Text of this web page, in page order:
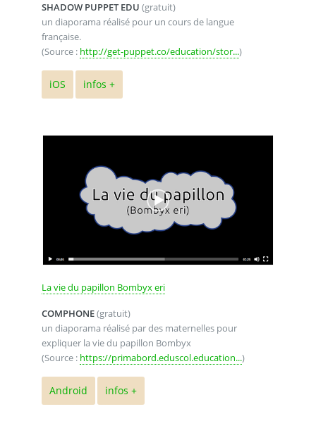
SHADOW PUPPET EDU (gratuit)
un diaporama réalisé pour un cours de langue
française.
(Source : http://get-puppet.co/education/stor...)
iOS infos +
La vie du papillon Bombyx eri
COMPHONE(gratuit)
un diaporama réalisé par des maternelles pour
expliquer la vie du papillon Bombyx
(Source : https://primabord.eduscol.education...)
Android infos +